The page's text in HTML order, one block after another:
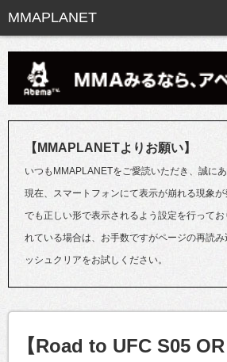
【MMAPLANETよりお願い】
いつもMMAPLANETをご愛読いただき、誠に
現在、スマートフォンにて表示が崩れる現象
でも正しい形で表示されるよう設定を行って
れている場合は、お手数ですがページの再読
ッシュクリアをお試しください。
【Road to UFC S05